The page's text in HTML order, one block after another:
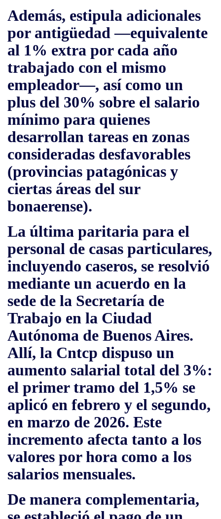
Además, estipula adicionales
por antigüedad —equivalente
al 1% extra por cada año
trabajado con el mismo
empleador—, así como un
plus del 30% sobre el salario
mínimo para quienes
desarrollan tareas en zonas
consideradas desfavorables
(provincias patagónicas y
ciertas áreas del sur
bonaerense).
La última paritaria para el
personal de casas particulares,
incluyendo caseros, se resolvió
mediante un acuerdo en la
sede de la Secretaría de
Trabajo en la Ciudad
Autónoma de Buenos Aires.
Allí, la Cntcp dispuso un
aumento salarial total del 3%:
el primer tramo del 1,5% se
aplicó en febrero y el segundo,
en marzo de 2026. Este
incremento afecta tanto a los
valores por hora como a los
salarios mensuales.
De manera complementaria,